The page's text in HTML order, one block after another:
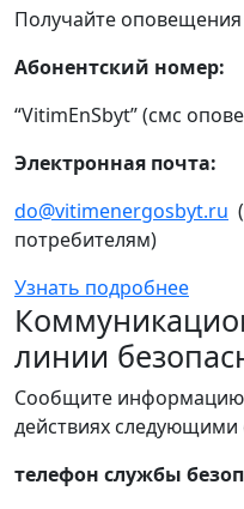
Получайте
Абонентский номер:
“VitimEnSbyt” (смс
Электронная почта:
do@vitimenergosbyt.ru
потребителям)
Узнать подробнее
линии
Сообщите информацию
действиях следующими
телефон службы